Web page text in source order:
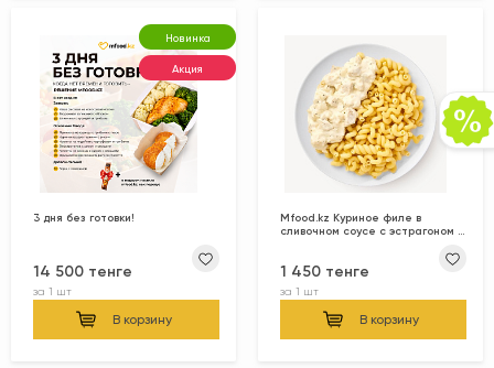
Новинка
Акция
3 дня без готовки!
14 500 тенге
за 1 шт
В корзину
Mfood.kz Куриное филе в
сливочном соусе с эстрагоном и
1 450 тенге
за 1 шт
В корзину